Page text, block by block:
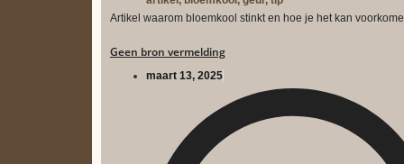
Artikel waarom bloemkool stinkt en hoe je het kan
Geen bron vermelding
maart 13, 2025